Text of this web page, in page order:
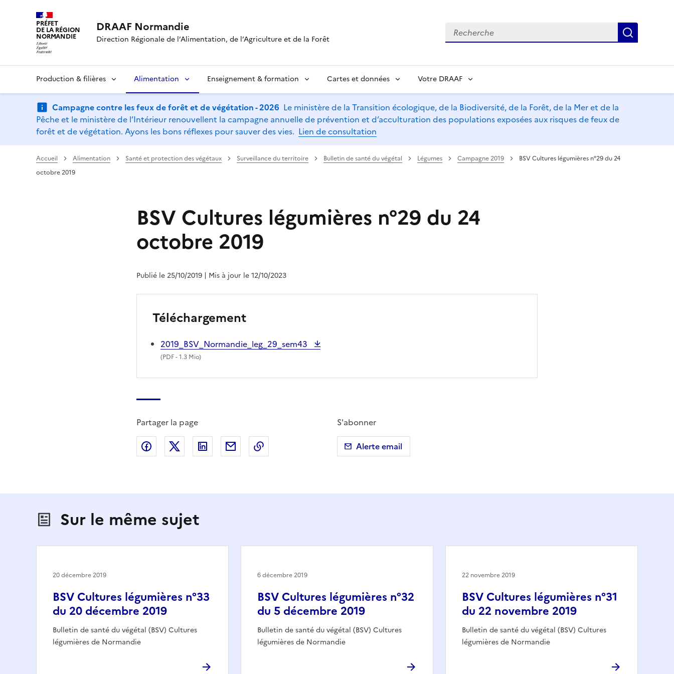
PRÉFET
DE LA RÉGION
NORMANDIE
DRAAF Normandie
Direction Régionale de l’Alimentation, de l’Agriculture et de la Forêt
Recherche
Production & filières Alimentation Enseignement & formation Cartes et données Votre DRAAF
Campagne contre les feux de forêt et de végétation - 2026 Le ministère de la Transition écologique, de la Biodiversité, de la Forêt, de la Mer et de la
Pêche et le ministère de l’Intérieur renouvellent la campagne annuelle de prévention et d’acculturation des populations exposées aux risques de feux de
forêt et de végétation. Ayons les bons réflexes pour sauver des vies. Lien de consultation
Accueil Alimentation Santé et protection des végétaux Surveillance du territoire Bulletin de santé du végétal Légumes Campagne 2019
BSV Cultures légumières n°29 du 24
octobre 2019
BSV Cultures légumières n°29 du 24
octobre 2019
Publié le 25/10/2019 | Mis à jour le 12/10/2023
Téléchargement
2019_BSV_Normandie_leg_29_sem43
(PDF- 1.3 Mio)
Partager la page
Partager sur Facebook
Partager sur X (anciennement Twitter)
Partager sur LinkedIn
Partager par emailCopier dans le presse-papier
S'abonner
Alerte email
Sur le même sujet
BSV Cultures légumières n°33
du 20 décembre 2019
Bulletin de santé du végétal (BSV) Cultures
légumières de Normandie
20 décembre 2019
BSV Cultures légumières n°32
du 5 décembre 2019
Bulletin de santé du végétal (BSV) Cultures
légumières de Normandie
6 décembre 2019
BSV Cultures légumières n°31
du 22 novembre 2019
Bulletin de santé du végétal (BSV) Cultures
légumières de Normandie
22 novembre 2019